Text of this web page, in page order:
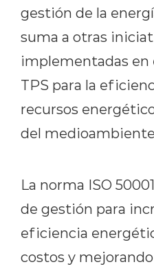
gestión de la
suma a otras
implementadas en
TPS para la
recursos
del
La norma ISO
de gestión para
eficiencia
costos y